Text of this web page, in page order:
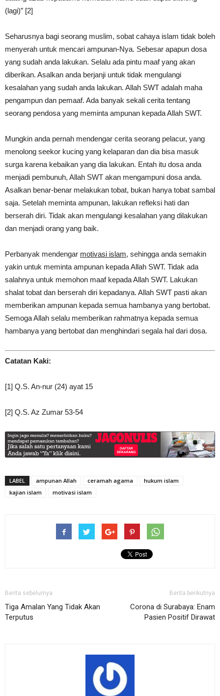
(lagi)” [2]
Seharusnya bagi seorang muslim, sobat cahaya islam tidak boleh
menyerah untuk mencari ampunan-Nya. Sebesar apapun dosa
yang sudah anda lakukan. Selalu ada pintu maaf yang akan
diberikan. Asalkan anda berjanji untuk tidak mengulangi
kesalahan yang sudah anda lakukan. Allah SWT adalah maha
pengampun dan pemaaf. Ada banyak sekali cerita tentang
seorang pendosa yang meminta ampunan kepada Allah SWT.
Mungkin anda pernah mendengar cerita seorang pelacur, yang
menolong seekor kucing yang kelaparan dan dia bisa masuk
surga karena kebaikan yang dia lakukan. Entah itu dosa anda
menjadi pembunuh, Allah SWT akan mengampuni dosa anda.
Asalkan benar-benar melakukan tobat, bukan hanya tobat sambal
saja. Setelah meminta ampunan, lakukan refleksi hati dan
berserah diri. Tidak akan mengulangi kesalahan yang dilakukan
dan menjadi orang yang baik.
Perbanyak mendengar motivasi islam, sehingga anda semakin
yakin untuk meminta ampunan kepada Allah SWT. Tidak ada
salahnya untuk memohon maaf kepada Allah SWT. Lakukan
shalat tobat dan berserah diri kepadanya. Allah SWT pasti akan
memberikan ampunan kepada semua hambanya yang bertobat.
Semoga Allah selalu memberikan rahmatnya kepada semua
hambanya yang bertobat dan menghindari segala hal dari dosa.
Catatan Kaki:
[1] Q.S. An-nur (24) ayat 15
[2] Q.S. Az Zumar 53-54
LABEL ampunan Allah ceramah agama
hukum islam
kajian islam
motivasi islam
Berita sebelumya
Tiga Amalan Yang Tidak Akan
Terputus
Berita berikutnya
Corona di Surabaya: Enam
Pasien Positif Dirawat